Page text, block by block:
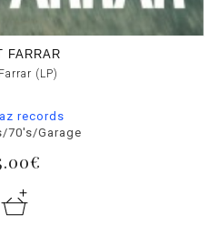
FARRAR
(LP)
records
70's/Garage